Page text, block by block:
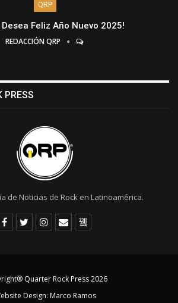
QRP
Desea Feliz Año Nuevo 2025!
REDACCIÓN QRP
PRESS
de Noticias de Rock en Latinoamérica.
Quarter Rock Press 2026
Design: Marco Ramos